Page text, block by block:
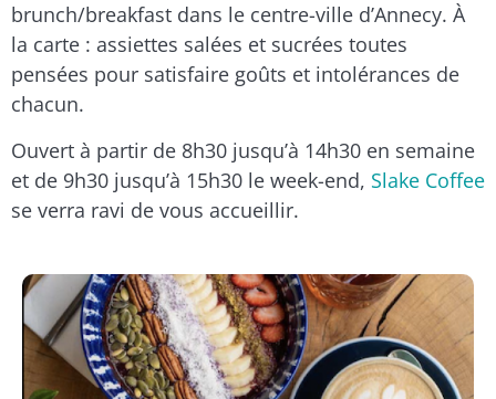
brunch/breakfast dans le centre-ville d’Annecy. À
la carte : assiettes salées et sucrées toutes
pensées pour satisfaire goûts et intolérances de
chacun.
Ouvert à partir de 8h30 jusqu’à 14h30 en semaine
et de 9h30 jusqu’à 15h30 le week-end, Slake Coffee
se verra ravi de vous accueillir.